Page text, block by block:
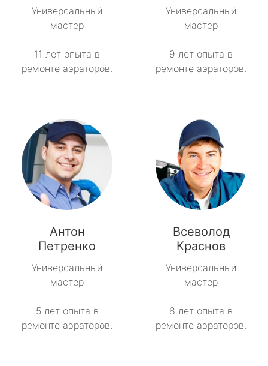
Универсальный
мастер
11 лет опыта в
ремонте аэраторов.
Универсальный
мастер
9 лет опыта в
ремонте аэраторов.
Антон
Петренко
Универсальный
мастер
5 лет опыта в
ремонте аэраторов.
Всеволод
Краснов
Универсальный
мастер
8 лет опыта в
ремонте аэраторов.